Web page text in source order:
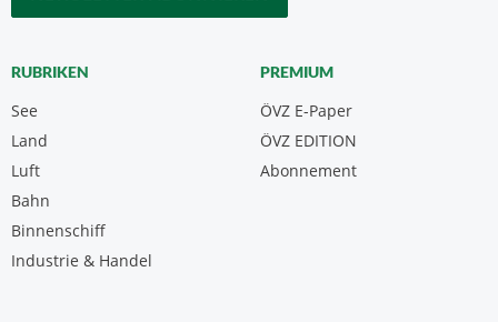
RUBRIKEN
See
Land
Luft
Bahn
Binnenschiff
Industrie & Handel
PREMIUM
ÖVZ E-Paper
Abonnement
ÖVZ EDITION